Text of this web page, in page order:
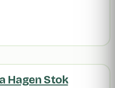
Hagen Stok